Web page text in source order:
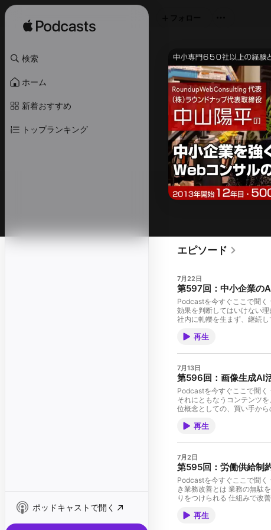
検索
ホーム
新着おすすめ
トップランキング
ポッドキャストで開く
エピソード
7月22日
第597回：中小企業の
Podcastを今すぐここで聞く
効果を判断してはいけない
社内に軋轢を生まず、継続
回の話題のきっかけは、
効果を生むワークフローへ
はありません。まだAI活用
まず押さえたいのは、AIを
れだけでは業務が改善した
ば、継続的な業務改善には
んでいない可能性がありま
一時利用のツールとして割
ったのか、会社や業務全体
修正・承認まで含めて業務
れば、会社全体の効率化に
かかっていた記事の作成が
確認、承認、公開後の確認
ューする人、承認する人、
と判断できます。反対に、
AIで作った詳細なレポート
つながるとは限りません。
再生
7月13日
第596回：画像生成AI
Podcastを今すぐここで聞く
それにともなうコンテンツ
位概念としての、買い手か
実際によく聞きます。 先に
状態にしておかなければな
す。 SNS上の反応と実際の
せん。SNSで目にした意見
ざまな場所ですでに見かけ
はありません。 もちろん、
だけで一律に判断する必要
「使うべきか、まだ待つべ
のものを避ける段階」から
再生
7月2日
第595回：労働供給制
Podcastを今すぐここで聞く
き業務改善とは 業務の無駄
りをつけられる 仕組みで改
い方 もう一つは、今ある業
再生